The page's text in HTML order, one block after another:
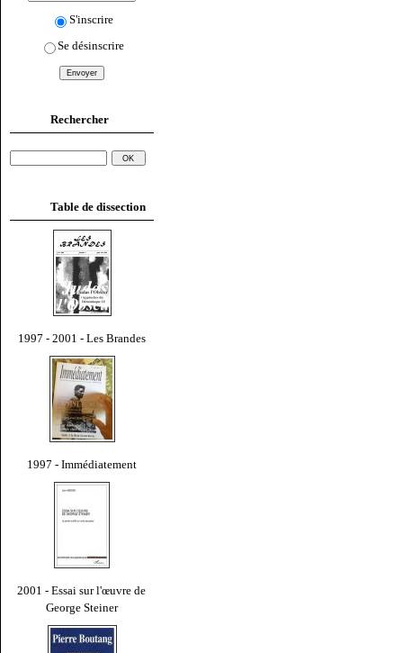
S'inscrire
Se désinscrire
Rechercher
Table de dissection
1997 - 2001 - Les Brandes
1997 - Immédiatement
2001 - Essai sur l'œuvre de
George Steiner